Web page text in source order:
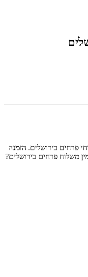
פרחים בירושלים. הזמנה
משלוח פרחים בירושלים?